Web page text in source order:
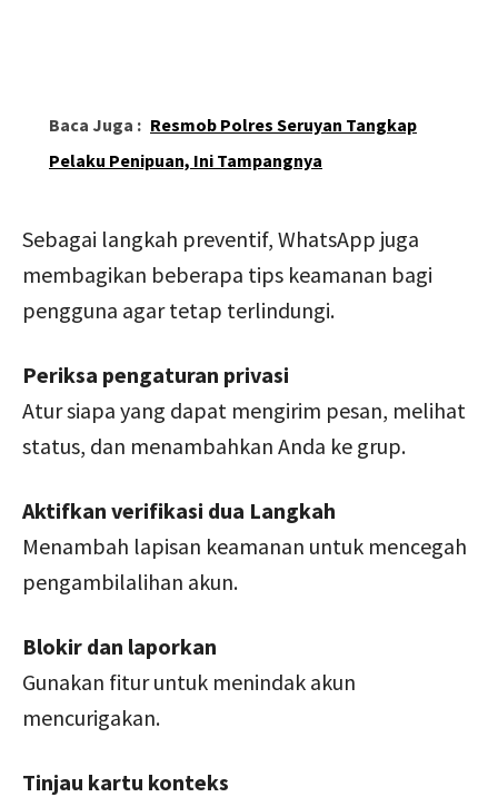
Baca Juga : Resmob Polres Seruyan Tangkap
Pelaku Penipuan, Ini Tampangnya
Sebagai langkah preventif, WhatsApp juga
membagikan beberapa tips keamanan bagi
pengguna agar tetap terlindungi.
Periksa pengaturan privasi
Atur siapa yang dapat mengirim pesan, melihat
status, dan menambahkan Anda ke grup.
Aktifkan verifikasi dua Langkah
Menambah lapisan keamanan untuk mencegah
pengambilalihan akun.
Blokir dan laporkan
Gunakan fitur untuk menindak akun
mencurigakan.
Tinjau kartu konteks